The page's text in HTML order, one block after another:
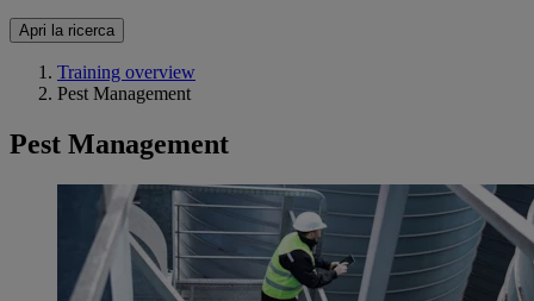
Apri la ricerca
Training overview
Pest Management
Pest Management